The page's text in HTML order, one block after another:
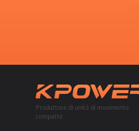
Produttore di unità di movimento
compatte